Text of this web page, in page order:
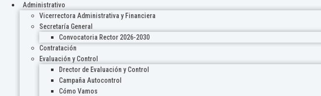
Administrativo
Vicerrectora Administrativa y Financiera
Secretaría General
Convocatoria Rector 2026-2030
Contratación
Evaluación y Control
Drector de Evaluación y Control
Campaña Autocontrol
Cómo Vamos